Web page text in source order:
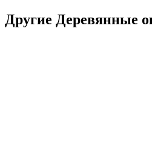
Другие Деревянные